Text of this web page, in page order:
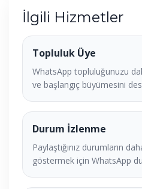
İlgili Hizmetler
Topluluk Üye
WhatsApp topluluğunuzu
ve başlangıç büyümesini
Durum İzlenme
Paylaştığınız durumların
göstermek için WhatsApp